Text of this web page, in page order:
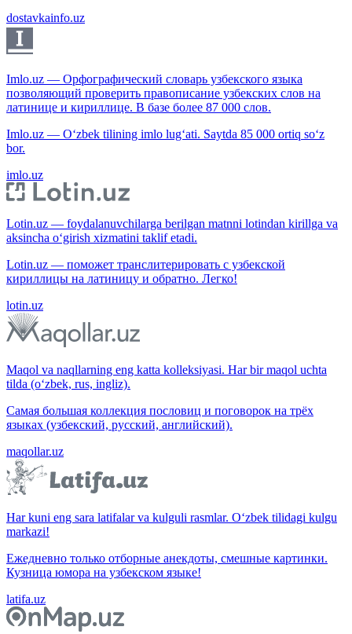
dostavkainfo.uz
Imlo.uz — Орфографический словарь узбекского языка
позволяющий проверить правописание узбекских слов на
латинице и кириллице. В базе более 87 000 слов.
Imlo.uz — O‘zbek tilining imlo lug‘ati. Saytda 85 000 ortiq so‘z
bor.
imlo.uz
Lotin.uz — foydalanuvchilarga berilgan matnni lotindan kirillga va
aksincha o‘girish xizmatini taklif etadi.
Lotin.uz — поможет транслитерировать с узбекской
кириллицы на латиницу и обратно. Легко!
lotin.uz
Maqol va naqllarning eng katta kolleksiyasi. Har bir maqol uchta
tilda (o‘zbek, rus, ingliz).
Самая большая коллекция пословиц и поговорок на трёх
языках (узбекский, русский, английский).
maqollar.uz
Har kuni eng sara latifalar va kulguli rasmlar. O‘zbek tilidagi kulgu
markazi!
Ежедневно только отборные анекдоты, смешные картинки.
Кузница юмора на узбекском языке!
latifa.uz